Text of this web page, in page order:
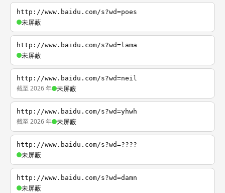
http://www.baidu.com/s?wd=poes
未屏蔽
http://www.baidu.com/s?wd=lama
未屏蔽
http://www.baidu.com/s?wd=neil
截至 2026 年 未屏蔽
http://www.baidu.com/s?wd=yhwh
截至 2026 年 未屏蔽
http://www.baidu.com/s?wd=????
未屏蔽
http://www.baidu.com/s?wd=damn
未屏蔽